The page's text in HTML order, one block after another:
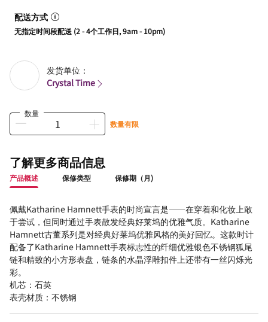
配送方式
无指定时间段配送 (2 - 4个工作日, 9am - 10pm)
发货单位：
Crystal Time
数量
数量有限
了解更多商品信息
产品概述 保修类型 保修期（月)
佩戴Katharine Hamnett手表的时尚宣言是——在穿着和化妆上敢
于尝试，但同时通过手表散发经典好莱坞的优雅气质。Katharine
Hamnett古董系列是对经典好莱坞优雅风格的美好回忆。这款时计
配备了Katharine Hamnett手表标志性的纤细优雅银色不锈钢狐尾
链和精致的小方形表盘，链条的水晶浮雕扣件上还带有一丝闪烁光
彩。
机芯：石英
表壳材质：不锈钢